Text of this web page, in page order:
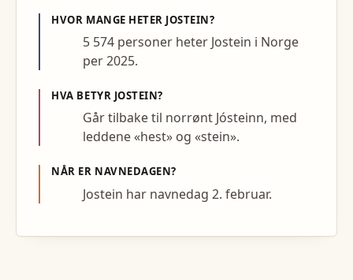
HVOR MANGE HETER JOSTEIN?
5 574 personer heter Jostein i Norge
per 2025.
HVA BETYR JOSTEIN?
Går tilbake til norrønt Jósteinn, med
leddene «hest» og «stein».
NÅR ER NAVNEDAGEN?
Jostein har navnedag 2. februar.